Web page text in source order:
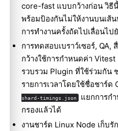
core-fast แบบกว้างก่อน วิธี
พร้อมป้องกันไม่ให้งานบนเส้
การทำงานครั้งถัดไปเลื่อนไป
การทดสอบเบราว์เซอร์, QA,
กว้างใช้การกำหนดค่า
รวบรวม Plugin ที่ใช้ร่วมกัน
รายการเวลาโดยใช้ชื่อชาร์ด
shard-timings.json
แยกการก
กรองแล้วได้
งานชาร์ด Linux Node เก็บ